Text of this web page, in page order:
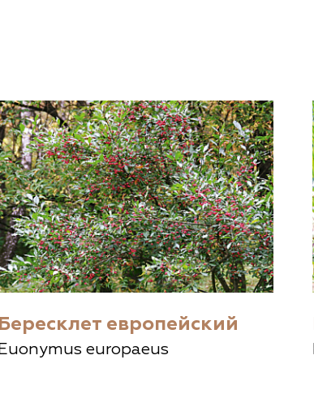
Бересклет европейский
Euonymus europaeus